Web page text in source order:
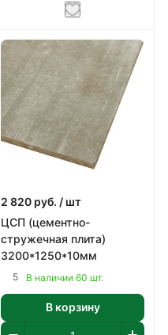
2 820 руб. / шт
ЦСП (цементно-
стружечная плита)
3200*1250*10мм
5 В наличии 60 шт.
В корзину